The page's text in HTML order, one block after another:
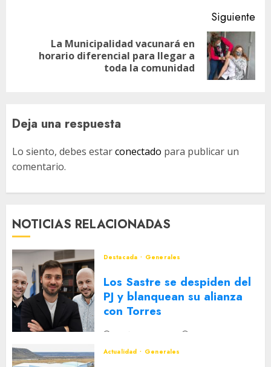
Siguiente
Siguiente
La Municipalidad vacunará en
horario diferencial para llegar a
toda la comunidad
Deja una respuesta
Lo siento, debes estarconectado para publicar un
comentario.
NOTICIAS RELACIONADAS
Destacada Generales
Los Sastre se despiden del
PJ y blanquean su alianza
con Torres
2 DE AGOSTO DE 2026
Actualidad
Generales